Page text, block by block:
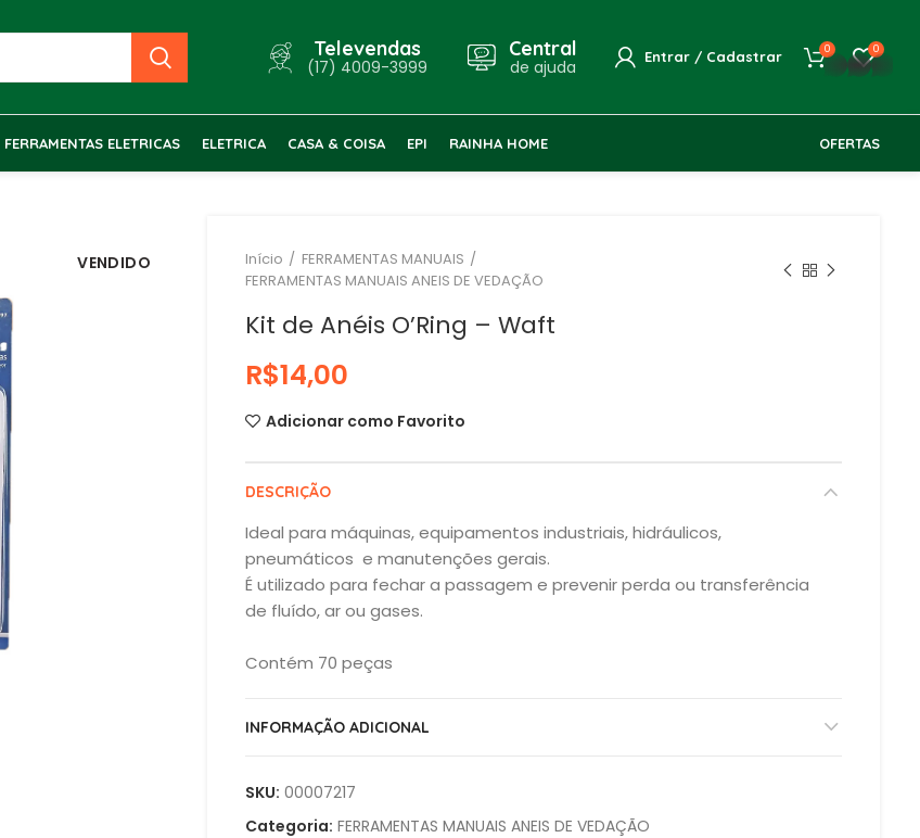
Televendas
(17) 4009-3999
Central
de ajuda Entrar / Cadastrar 0 0
FERRAMENTAS ELETRICAS ELETRICA CASA & COISA EPI RAINHA HOME OFERTAS
VENDIDO Início
FERRAMENTAS MANUAIS
FERRAMENTAS MANUAIS ANEIS DE VEDAÇÃO
Kit de Anéis O’Ring – Waft
R$
Adicionar como Favorito
DESCRIÇÃO
Ideal para máquinas, equipamentos industriais, hidráulicos,
pneumáticos e manutenções gerais.
É utilizado para fechar a passagem e prevenir perda ou transferência
de fluído, ar ou gases.
Contém 70 peças
INFORMAÇÃO ADICIONAL
SKU: 00007217
Categoria: FERRAMENTAS MANUAIS ANEIS DE VEDAÇÃO
whatsapp